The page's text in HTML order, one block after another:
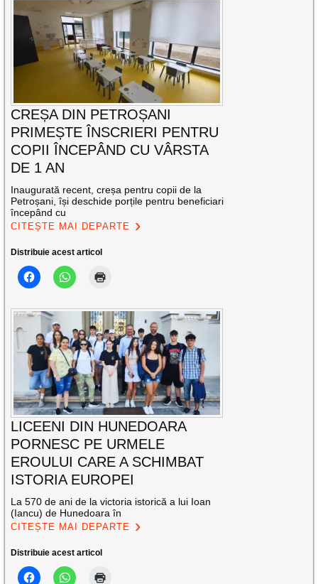
CREȘA DIN PETROȘANI
PRIMEȘTE ÎNSCRIERI PENTRU
COPII ÎNCEPÂND CU VÂRSTA
DE 1 AN
Inaugurată recent, creșa pentru copii de la
Petroșani, își deschide porțile pentru beneficiari
începând cu
CITEȘTE MAI DEPARTE
Distribuie acest articol
LICEENI DIN HUNEDOARA
PORNESC PE URMELE
EROULUI CARE A SCHIMBAT
ISTORIA EUROPEI
La 570 de ani de la victoria istorică a lui Ioan
(Iancu) de Hunedoara în
CITEȘTE MAI DEPARTE
Distribuie acest articol